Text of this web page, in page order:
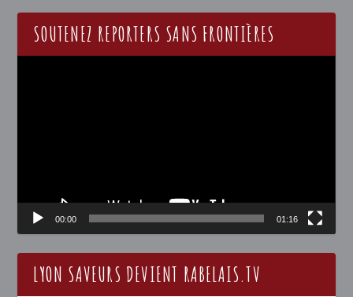
SOUTENEZ REPORTERS SANS FRONTIÈRES
00:00 01:16
LYON SAVEURS DEVIENT RABELAIS.TV